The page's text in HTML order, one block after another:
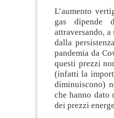
L’aumento
gas dipende
attraversando,
dalla
pandemia da
questi prezzi
(infatti la
diminuiscono)
che hanno dato
dei prezzi